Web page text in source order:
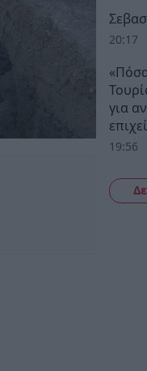
20:17
για
19:56